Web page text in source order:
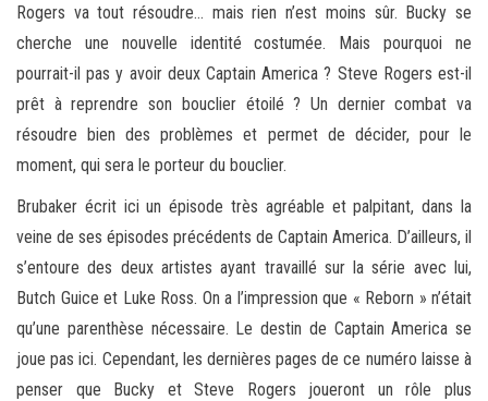
Rogers va tout résoudre… mais rien n’est moins sûr. Bucky se
cherche une nouvelle identité costumée. Mais pourquoi ne
pourrait-il pas y avoir deux Captain America ? Steve Rogers est-il
prêt à reprendre son bouclier étoilé ? Un dernier combat va
résoudre bien des problèmes et permet de décider, pour le
moment, qui sera le porteur du bouclier.
Brubaker écrit ici un épisode très agréable et palpitant, dans la
veine de ses épisodes précédents de Captain America. D’ailleurs, il
s’entoure des deux artistes ayant travaillé sur la série avec lui,
Butch Guice et Luke Ross. On a l’impression que « Reborn » n’était
qu’une parenthèse nécessaire. Le destin de Captain America se
joue pas ici. Cependant, les dernières pages de ce numéro laisse à
penser que Bucky et Steve Rogers joueront un rôle plus